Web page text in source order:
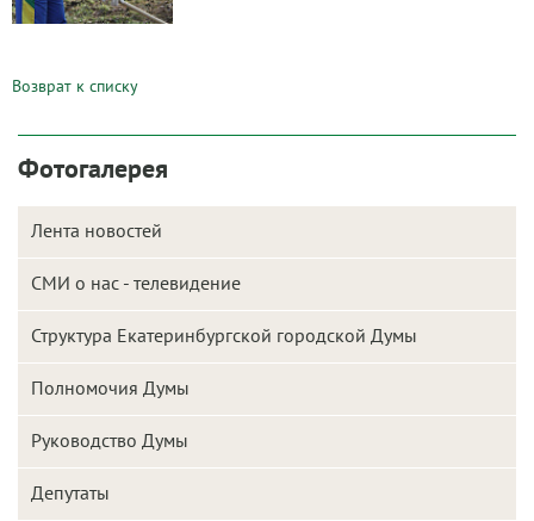
Возврат к списку
Фотогалерея
Лента новостей
СМИ о нас - телевидение
Структура Екатеринбургской городской Думы
Полномочия Думы
Руководство Думы
Депутаты